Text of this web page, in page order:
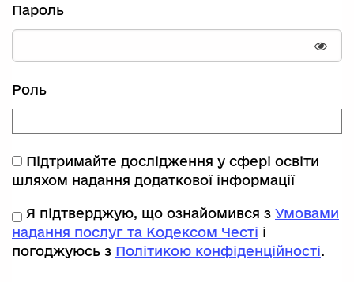
Пароль
Роль
Підтримайте дослідження у сфері освіти
шляхом надання додаткової інформації
Я підтверджую, що ознайомився з Умовами
надання послуг та Кодексом Честі і
погоджуюсь з Політикою конфіденційності.